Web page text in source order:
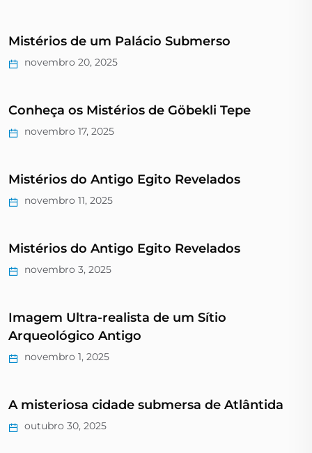
Mistérios de um Palácio Submerso
novembro 20, 2025
Conheça os Mistérios de Göbekli Tepe
novembro 17, 2025
Mistérios do Antigo Egito Revelados
novembro 11, 2025
Mistérios do Antigo Egito Revelados
novembro 3, 2025
Imagem Ultra-realista de um Sítio
Arqueológico Antigo
novembro 1, 2025
A misteriosa cidade submersa de Atlântida
outubro 30, 2025